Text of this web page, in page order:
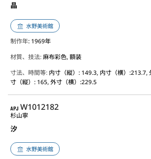
晶
水野美術館
制作年: 1969年
材質、技法:麻布彩色, 額装
寸法、時間等: 内寸（縦）: 149.3, 内寸（横）:213.7,
寸（縦）: 165, 外寸（横）:229.5
APJ
W1012182
汐
杉山寧
水野美術館